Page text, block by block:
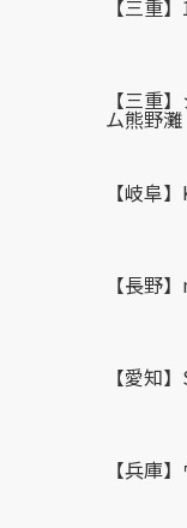
【三重
【三重
ム熊野灘
【岐阜
【長野
【愛知
【兵庫